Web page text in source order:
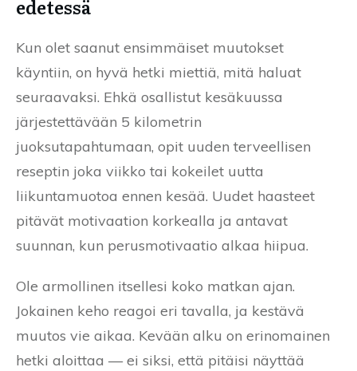
edetessä
Kun olet saanut ensimmäiset muutokset
käyntiin, on hyvä hetki miettiä, mitä haluat
seuraavaksi. Ehkä osallistut kesäkuussa
järjestettävään 5 kilometrin
juoksutapahtumaan, opit uuden terveellisen
reseptin joka viikko tai kokeilet uutta
liikuntamuotoa ennen kesää. Uudet haasteet
pitävät motivaation korkealla ja antavat
suunnan, kun perusmotivaatio alkaa hiipua.
Ole armollinen itsellesi koko matkan ajan.
Jokainen keho reagoi eri tavalla, ja kestävä
muutos vie aikaa. Kevään alku on erinomainen
hetki aloittaa — ei siksi, että pitäisi näyttää